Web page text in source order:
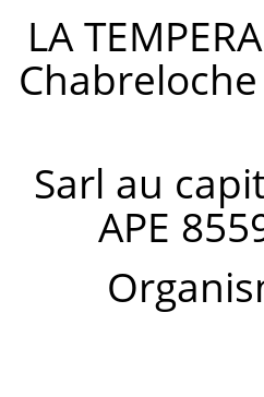
LA
Sarl au
APE